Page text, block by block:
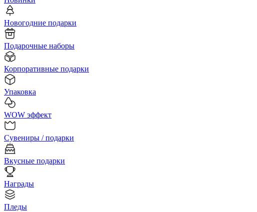
Новогодние подарки
Подарочные наборы
Корпоративные подарки
Упаковка
WOW эффект
Сувениры / подарки
Вкусные подарки
Награды
Пледы